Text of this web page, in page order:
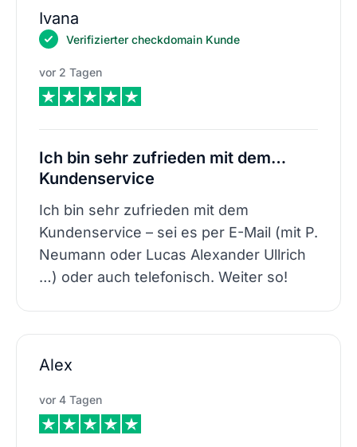
Ivana
Verifizierter checkdomain Kunde
vor 2 Tagen
Ich bin sehr zufrieden mit dem…
Kundenservice
Ich bin sehr zufrieden mit dem
Kundenservice – sei es per E-Mail (mit P.
Neumann oder Lucas Alexander Ullrich
…) oder auch telefonisch. Weiter so!
Alex
vor 4 Tagen